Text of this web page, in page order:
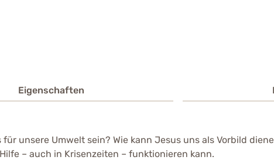
Eigenschaften
unsere Umwelt sein? Wie kann Jesus uns als Vorbild
– auch in Krisenzeiten – funktionieren kann.